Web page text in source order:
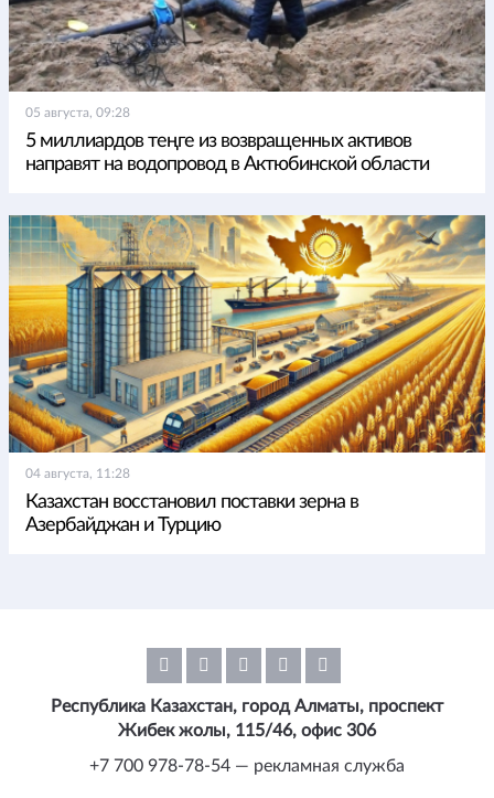
05 августа, 09:28
5 миллиардов теңге из возвращенных активов
направят на водопровод в Актюбинской области
04 августа, 11:28
Казахстан восстановил поставки зерна в
Азербайджан и Турцию
Республика Казахстан, город Алматы, проспект
Жибек жолы, 115/46, офис 306
+7 700 978-78-54 — рекламная служба